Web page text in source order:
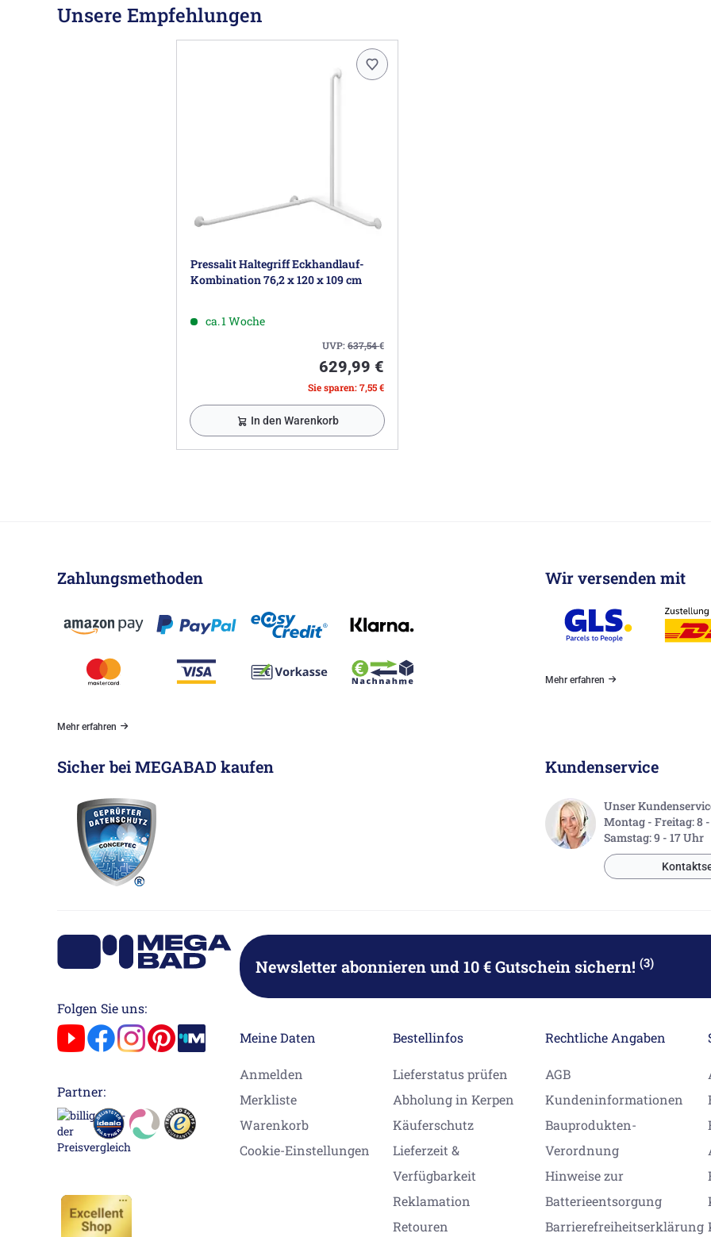
Unsere Empfehlungen
Pressalit Haltegriff Eckhandlauf-
Kombination 76,2 x 120 x 109 cm
ca. 1 Woche
UVP:637,54€
629,99 €
Sie sparen: 7,55 €
In den Warenkorb
Zahlungsmethoden
Mehr erfahren
Wir versenden mit
Mehr erfahren
Sicher bei MEGABAD kaufen Kundenservice
Unser
Montag - Freitag: 8
Samstag: 9 - 17 Uhr
Folgen Sie uns:
Partner:
Newsletter abonnierenund 10 € Gutschein sichern! (3)
Meine Daten
Anmelden
Merkliste
Warenkorb
Cookie-Einstellungen
Bestellinfos
Lieferstatus prüfen
Abholung in Kerpen
Käuferschutz
Lieferzeit &
Verfügbarkeit
Reklamation
Retouren
Rechtliche Angaben
AGB
Kundeninformationen
Bauprodukten-
Verordnung
Hinweise zur
Batterieentsorgung
Barrierefreiheitserklärung